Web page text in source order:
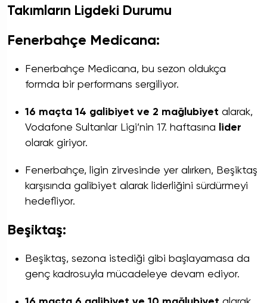
Takımların Ligdeki Durumu
Fenerbahçe Medicana:
Fenerbahçe Medicana, bu sezon oldukça
formda bir performans sergiliyor.
16 maçta 14 galibiyet ve 2 mağlubiyet alarak,
Vodafone Sultanlar Ligi’nin 17. haftasına
lider
olarak giriyor.
Fenerbahçe, ligin zirvesinde yer alırken, Beşiktaş
karşısında galibiyet alarak liderliğini sürdürmeyi
hedefliyor.
Beşiktaş:
Beşiktaş, sezona istediği gibi başlayamasa da
genç kadrosuyla mücadeleye devam ediyor.